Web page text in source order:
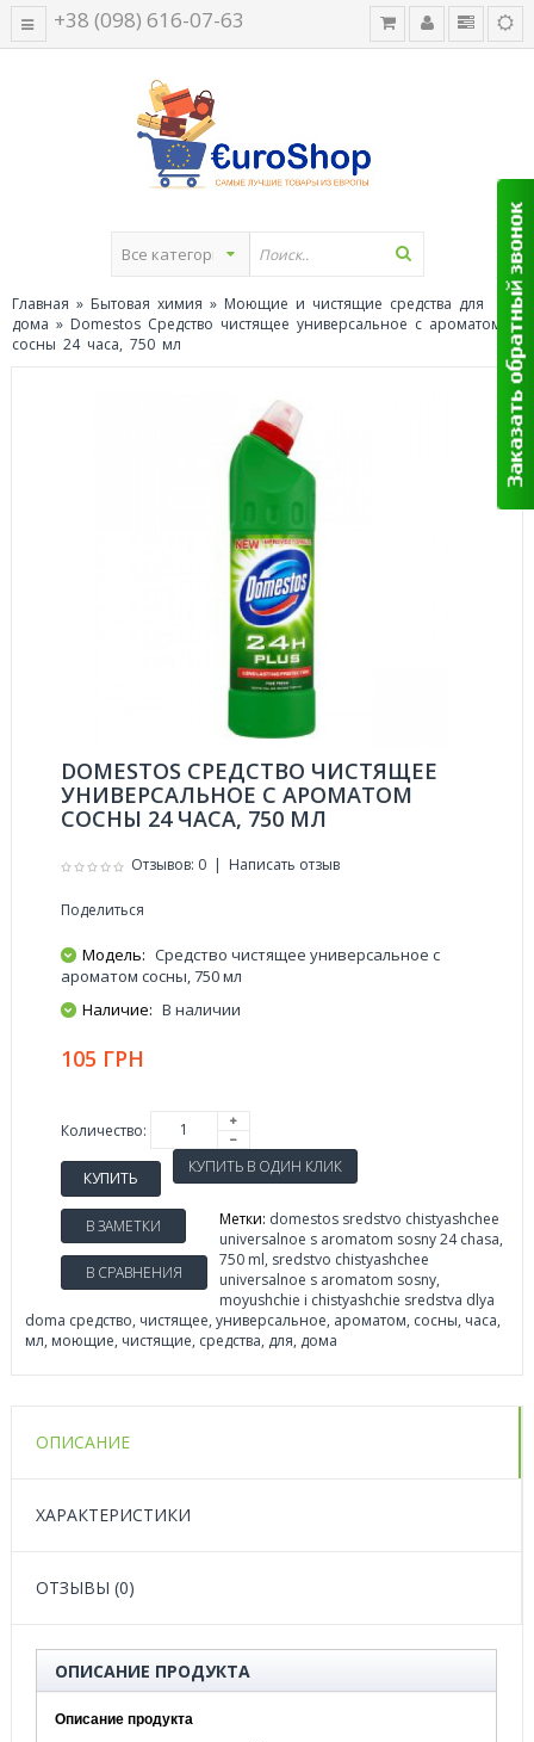
+38 (098) 616-07-63
Главная » Бытовая химия » Моющие и чистящие средства для
дома » Domestos Средство чистящее универсальное с ароматом
сосны 24 часа, 750 мл
DOMESTOS СРЕДСТВО ЧИСТЯЩЕЕ
УНИВЕРСАЛЬНОЕ С АРОМАТОМ
СОСНЫ 24 ЧАСА, 750 МЛ
Отзывов: 0 | Написать отзыв
Поделиться
Модель: Средство чистящее универсальное с
ароматом сосны, 750 мл
Наличие: В наличии
105 ГРН
Количество:
КУПИТЬ
В ЗАМЕТКИ
В СРАВНЕНИЯ
Метки: domestos sredstvo chistyashchee
universalnoe s aromatom sosny 24 chasa,
750 ml, sredstvo chistyashchee
universalnoe s aromatom sosny,
moyushchie i chistyashchie sredstva dlya
doma средство, чистящее, универсальное, ароматом, сосны, часа,
мл, моющие, чистящие, средства, для, дома
ОПИСАНИЕ
ХАРАКТЕРИСТИКИ
ОТЗЫВЫ (0)
ОПИСАНИЕ ПРОДУКТА
Описание продукта